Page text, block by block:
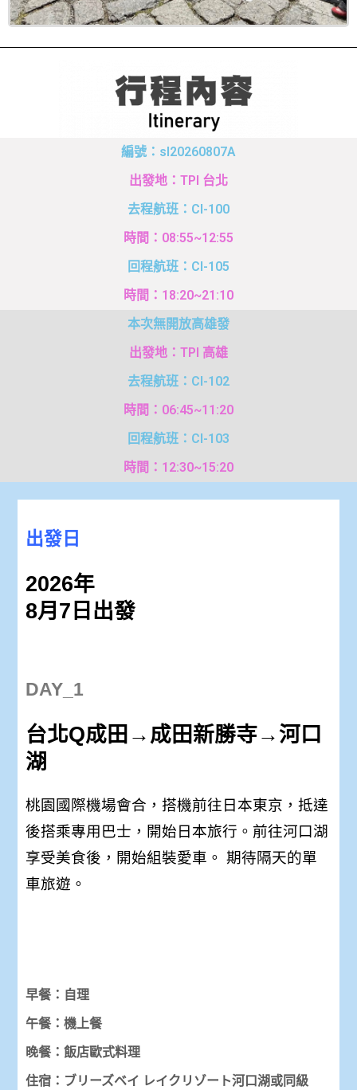
編號：sl20260807A
出發地：TPI 台北
去程航班：CI-100
時間：08:55~12:55
回程航班：CI-105
時間：18:20~21:10
本次無開放高雄發
出發地：TPI 高雄
去程航班：CI-102
時間：06:45~11:20
回程航班：CI-103
時間：12:30~15:20
出發日
2026年
8月7日出發
DAY_1
台北Q成田→成田新勝寺→河口
湖
桃園國際機場會合，搭機前往日本東京，抵達
後搭乘專用巴士，開始日本旅行。前往河口湖
享受美食後，開始組裝愛車。 期待隔天的單
車旅遊。
早餐：自理
午餐：機上餐
晚餐：飯店歐式料理
住宿：ブリーズベイ レイクリゾート河口湖或同級